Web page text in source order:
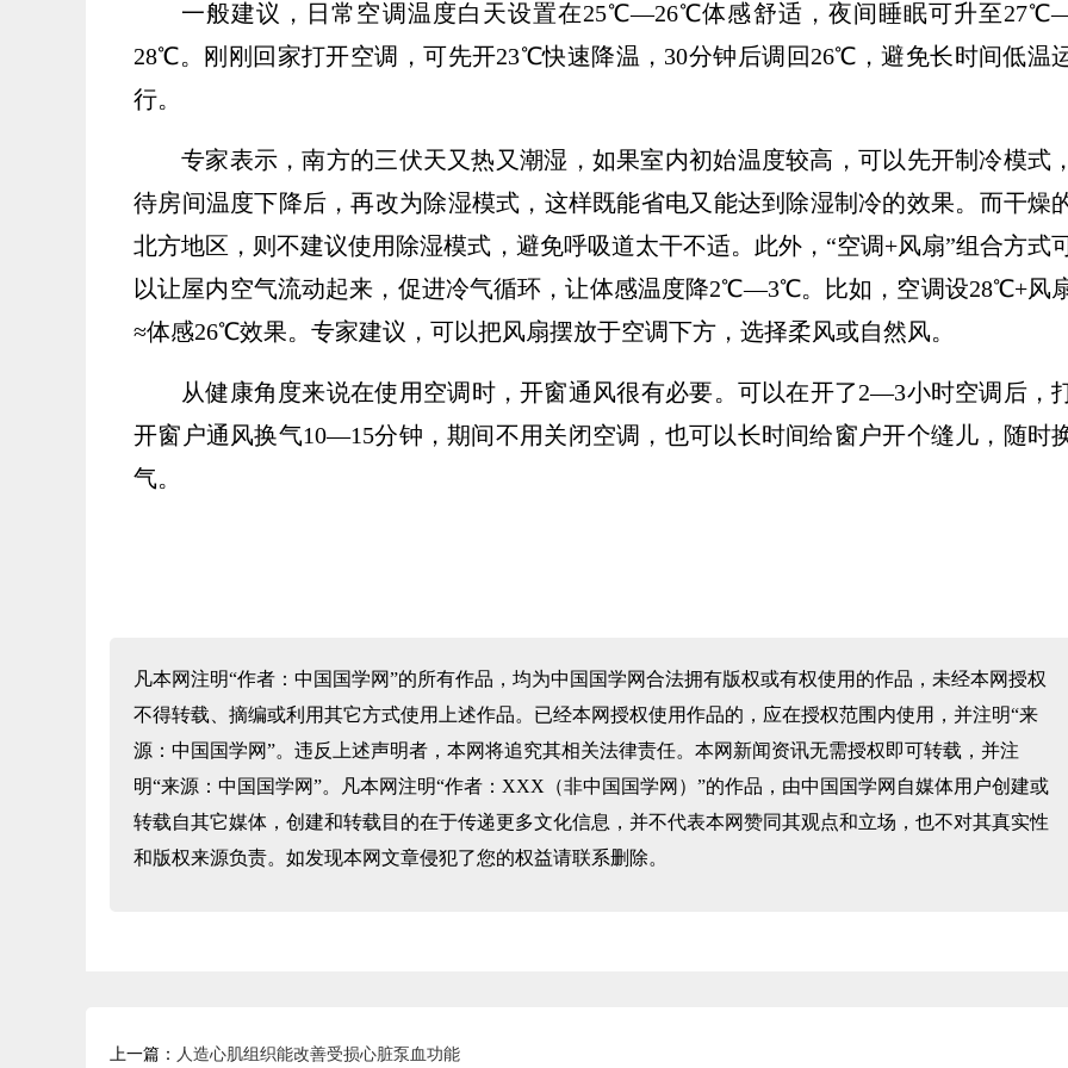
一般建议，日常空调温度白天设置在25℃—26℃体感舒适，夜间睡眠可升至
28℃。刚刚回家打开空调，可先开23℃快速降温，30分钟后调回26℃，避免长时间低温
行。
专家表示，南方的三伏天又热又潮湿，如果室内初始温度较高，可以先开制冷模式，
待房间温度下降后，再改为除湿模式，这样既能省电又能达到除湿制冷的效果。而干燥
北方地区，则不建议使用除湿模式，避免呼吸道太干不适。此外，“空调+风扇”组合方式
以让屋内空气流动起来，促进冷气循环，让体感温度降2℃—3℃。比如，空调设28℃+风
≈体感26℃效果。专家建议，可以把风扇摆放于空调下方，选择柔风或自然风。
从健康角度来说在使用空调时，开窗通风很有必要。可以在开了2—3小时空调后，
开窗户通风换气10—15分钟，期间不用关闭空调，也可以长时间给窗户开个缝儿，随时
气。
凡本网注明“作者：中国国学网”的所有作品，均为中国国学网合法拥有版权或有权使用的作品，未经本网授权
不得转载、摘编或利用其它方式使用上述作品。已经本网授权使用作品的，应在授权范围内使用，并注明“来
源：中国国学网”。违反上述声明者，本网将追究其相关法律责任。本网新闻资讯无需授权即可转载，并注
明“来源：中国国学网”。凡本网注明“作者：XXX（非中国国学网）”的作品，由中国国学网自媒体用户创建或
转载自其它媒体，创建和转载目的在于传递更多文化信息，并不代表本网赞同其观点和立场，也不对其真实性
和版权来源负责。如发现本网文章侵犯了您的权益请联系删除。
上一篇： 人造心肌组织能改善受损心脏泵血功能